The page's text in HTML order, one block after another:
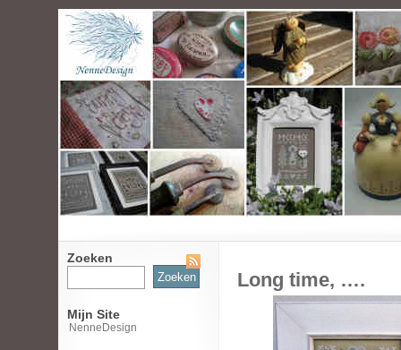
Zoeken
Zoeken
naar:
Mijn Site
NenneDesign
Long time, ….